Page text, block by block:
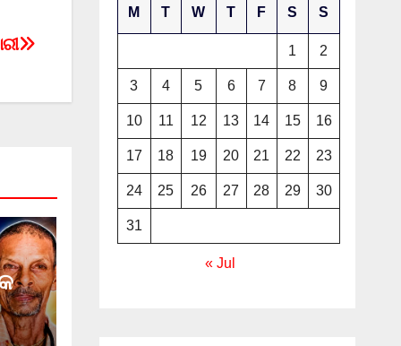
M T W T F S S
1 2
3 4 5 6 7 8 9
10 11 12 13 14 15 16
17 18 19 20 21 22 23
24 25 26 27 28 29 30
31
« Jul